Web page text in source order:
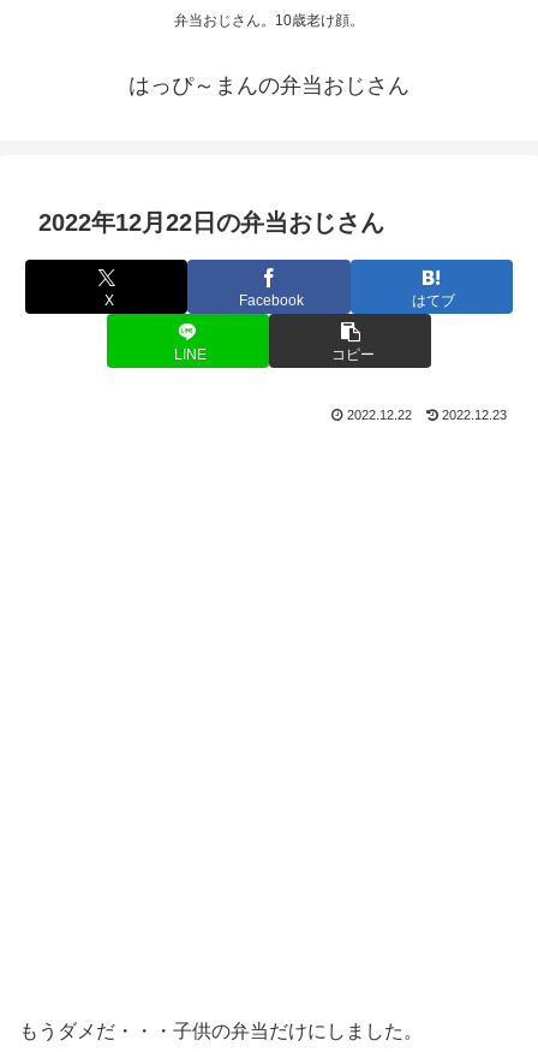
弁当おじさん。10歳老け顔。
はっぴ～まんの弁当おじさん
2022年12月22日の弁当おじさん
X Facebook はてブ
LINE コピー
2022.12.22 2022.12.23
もうダメだ・・・子供の弁当だけにしました。